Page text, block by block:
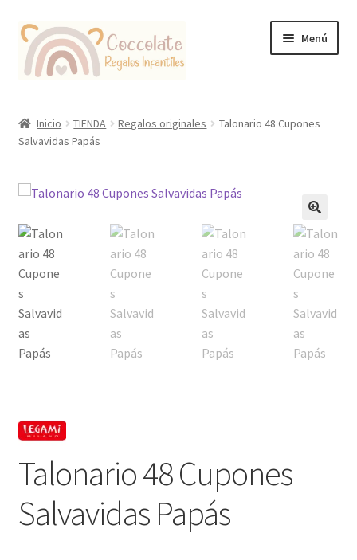
Ir
la
Ir
contenido
Menú
Coccolate Puericultura y Juguetería Educativa
Inicio TIENDA Regalos originales
Talonario 48 Cupones
Salvavidas Papás
🔍
Talonario 48 Cupones
Salvavidas Papás